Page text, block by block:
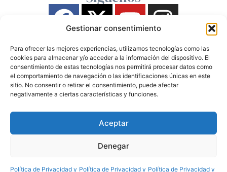
Gestionar consentimiento
Para ofrecer las mejores experiencias, utilizamos tecnologías como las
cookies para almacenar y/o acceder a la información del dispositivo. El
consentimiento de estas tecnologías nos permitirá procesar datos como
el comportamiento de navegación o las identificaciones únicas en este
sitio. No consentir o retirar el consentimiento, puede afectar
negativamente a ciertas características y funciones.
Aceptar
Denegar
Política de Privacidad y Política de Privacidad y Política de Privacidad y